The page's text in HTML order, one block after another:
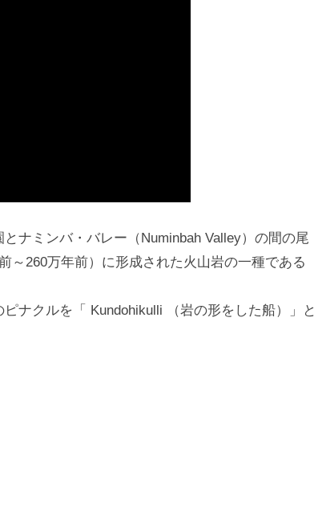
ナミンバ・バレー（Numinbah Valley）の間の尾
～260万年前）に形成された火山岩の一種である
ナクルを「 Kundohikulli （岩の形をした船）」と